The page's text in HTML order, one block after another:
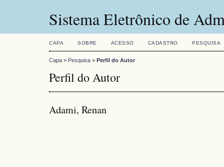
Sistema Eletrônico de
CAPA SOBRE ACESSO CADASTRO PESQUISA
Capa > Pesquisa > Perfil do Autor
Perfil do Autor
Adami, Renan